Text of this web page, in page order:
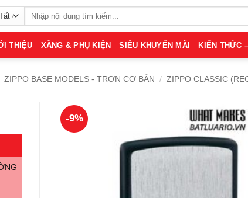
Tìm
kiếm:
THIỆU XĂNG & PHỤ KIỆN SIÊU KHUYẾN MÃI KIẾN THỨC
ZIPPO BASE MODELS - TRƠN CƠ BẢN / ZIPPO CLASSIC
-9%